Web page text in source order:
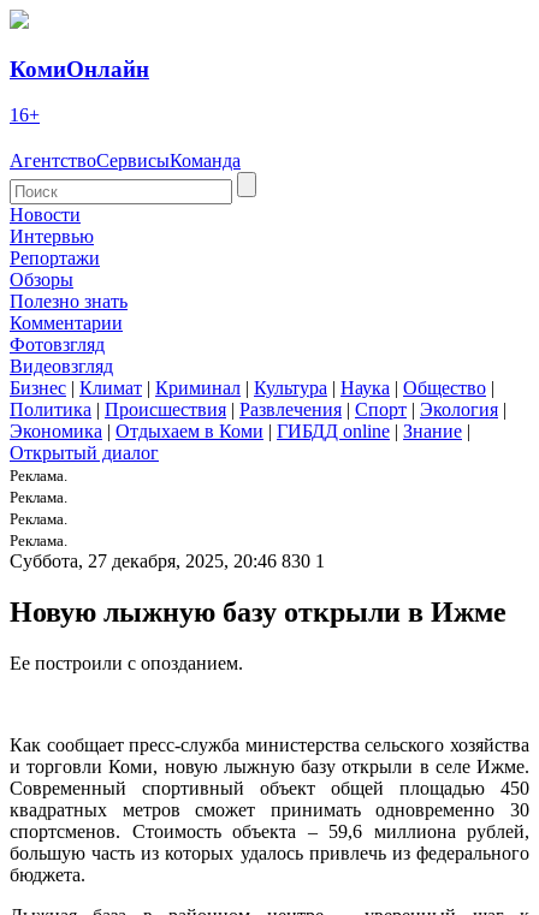
КомиОнлайн
16+
АгентствоСервисыКоманда
Новости
Интервью
Репортажи
Обзоры
Полезно знать
Комментарии
Фотовзгляд
Видеовзгляд
Бизнес | Климат | Криминал | Культура | Наука | Общество |
Политика | Происшествия | Развлечения | Спорт | Экология |
Экономика | Отдыхаем в Коми | ГИБДД online | Знание |
Открытый диалог
Реклама.
Реклама.
Реклама.
Реклама.
Суббота, 27 декабря, 2025, 20:46 830 1
Новую лыжную базу открыли в Ижме
Ее построили с опозданием.
Как сообщает пресс-служба министерства сельского хозяйства
и торговли Коми, новую лыжную базу открыли в селе Ижме.
Современный спортивный объект общей площадью 450
квадратных метров сможет принимать одновременно 30
спортсменов. Стоимость объекта – 59,6 миллиона рублей,
большую часть из которых удалось привлечь из федерального
бюджета.